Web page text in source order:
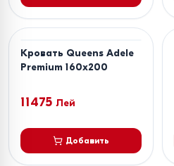
Кровать Queens Adele
Premium 160x200
11475 Лей
Добавить